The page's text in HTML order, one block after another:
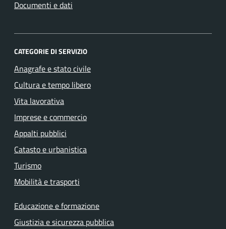
Documenti e dati
CATEGORIE DI SERVIZIO
Anagrafe e stato civile
Cultura e tempo libero
Vita lavorativa
Imprese e commercio
Appalti pubblici
Catasto e urbanistica
Turismo
Mobilità e trasporti
Educazione e formazione
Giustizia e sicurezza pubblica